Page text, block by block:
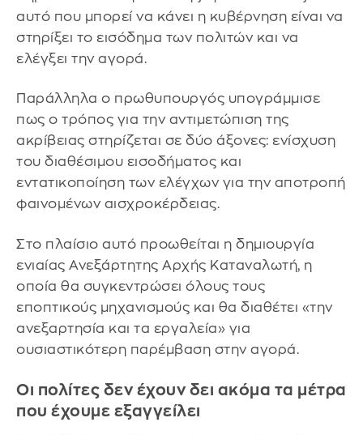
αυτό που μπορεί να κάνει η κυβέρνηση είναι να
στηρίξει το εισόδημα των πολιτών και να
ελέγξει την αγορά.
Παράλληλα ο πρωθυπουργός υπογράμμισε
πως ο τρόπος για την αντιμετώπιση της
ακρίβειας στηρίζεται σε δύο άξονες: ενίσχυση
του διαθέσιμου εισοδήματος και
εντατικοποίηση των ελέγχων για την αποτροπή
φαινομένων αισχροκέρδειας.
Στο πλαίσιο αυτό προωθείται η δημιουργία
ενιαίας Ανεξάρτητης Αρχής Καταναλωτή, η
οποία θα συγκεντρώσει όλους τους
εποπτικούς μηχανισμούς και θα διαθέτει «την
ανεξαρτησία και τα εργαλεία» για
ουσιαστικότερη παρέμβαση στην αγορά.
Οι πολίτες δεν έχουν δει ακόμα τα μέτρα
που έχουμε εξαγγείλει